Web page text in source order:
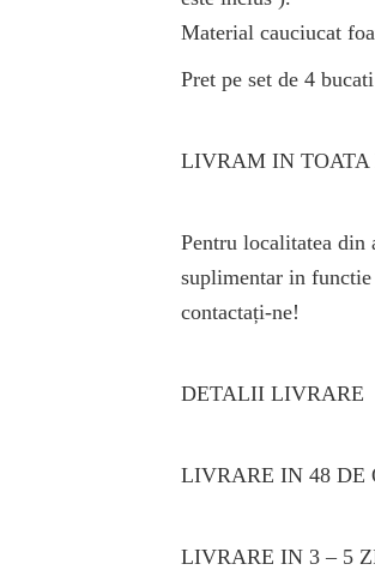
Material cauciucat
Pret pe set de 4 bucati
LIVRAM IN
Pentru localitatea din
suplimentar in
contactați-ne!
DETALII LIVRARE
LIVRARE IN 48 DE
LIVRARE IN 3 – 5